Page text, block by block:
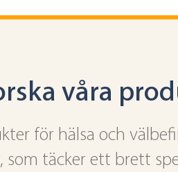
våra
för hälsa och
som täcker ett brett